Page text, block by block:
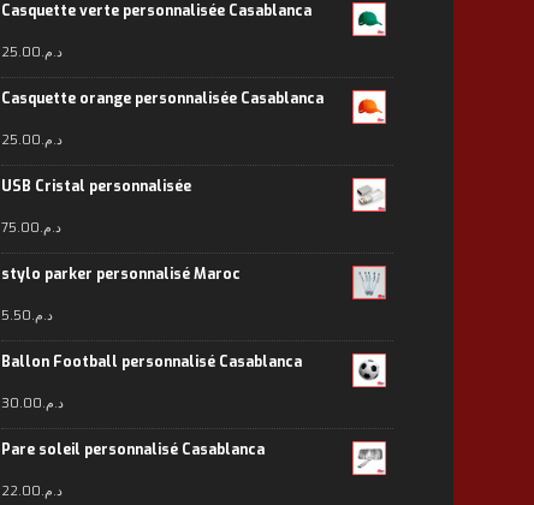
Casquette verte personnalisée Casablanca
د.م.25.00
Casquette orange personnalisée Casablanca
د.م.25.00
USB Cristal personnalisée
د.م.75.00
stylo parker personnalisé Maroc
د.م.5.50
Ballon Football personnalisé Casablanca
د.م.30.00
Pare soleil personnalisé Casablanca
د.م.22.00